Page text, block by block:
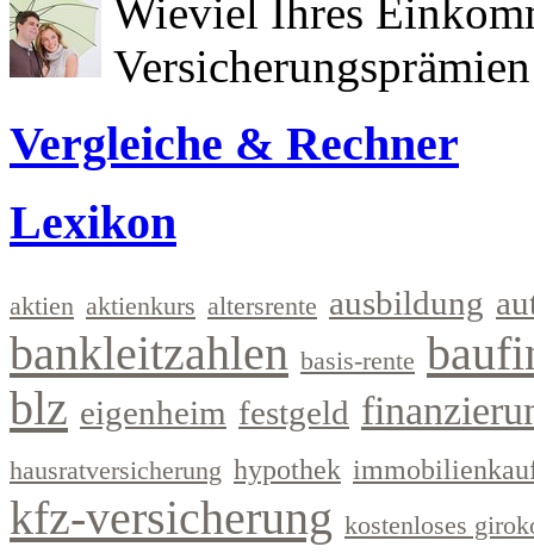
Wieviel Ihres
Vergleiche & Rechner
Lexikon
aktien aktienkurs altersrente ausbildung
bankleitzahlen basis-rente
blz eigenheim festgeld
hausratversicherung hypothek
kfz-versicherung kostenloses